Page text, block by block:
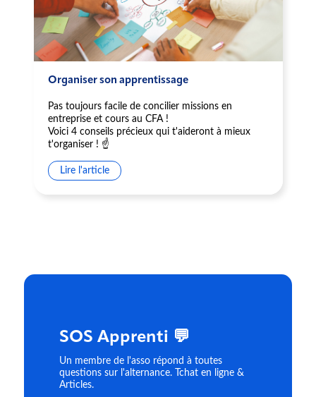
Organiser son apprentissage
Pas toujours facile de concilier missions en
entreprise et cours au CFA !
Voici 4 conseils précieux qui t'aideront à mieux
t'organiser ! ☝️
Lire l'article
SOS Apprenti 💬
Un membre de l'asso répond à toutes
questions sur l'alternance. Tchat en ligne &
Articles.